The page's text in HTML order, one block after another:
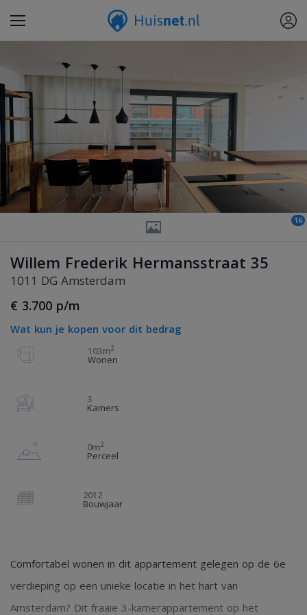
16
Willem Frederik Hermansstraat 35
1011 DG Amsterdam
€ 3.700 p/m
Wat kun je kopen voor dit bedrag
103m2
Wonen
3
Kamers
0m2
Perceel
2012
Bouwjaar
Comfortabel wonen in dit appartement gelegen op de 6e
verdieping op een unieke locatie in het hart van
Amsterdam? Dit fraaie 3-kamerappartement op het